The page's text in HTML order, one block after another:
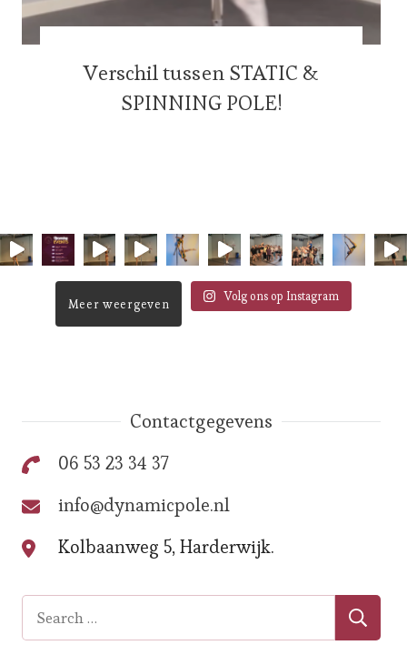
Verschil tussen STATIC &
SPINNING POLE!
Meer weergeven Volg ons op Instagram
Contactgegevens
06 53 23 34 37
info@dynamicpole.nl
Kolbaanweg 5, Harderwijk.
Search